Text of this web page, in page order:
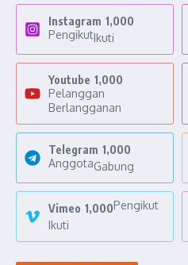
Instagram 1,000
PengikutIkuti
Youtube 1,000
Pelanggan
Berlangganan
Telegram 1,000
AnggotaGabung
Vimeo 1,000Pengikut
Ikuti